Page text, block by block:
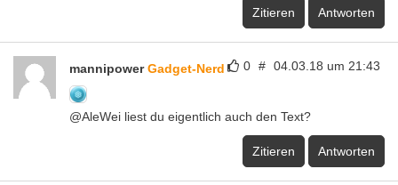
Zitieren Antworten
0 # 04.03.18 um 21:43
mannipowerGadget-Nerd
@AleWei liest du eigentlich auch den Text?
Zitieren Antworten